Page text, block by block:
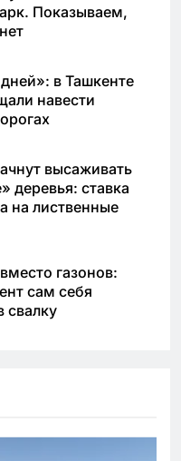
Показываем,
в Ташкенте
навести
высаживать
деревья: ставка
на лиственные
газонов:
сам себя
свалку